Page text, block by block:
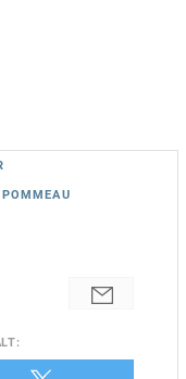
: